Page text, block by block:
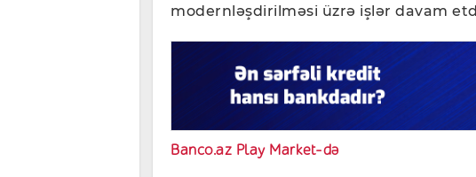
modernləşdirilməsi üzrə işlər davam
Banco.az Play Market-də